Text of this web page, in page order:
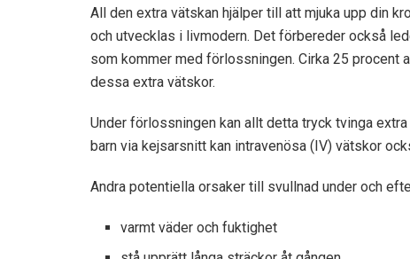
All den extra vätskan hjälper till att mjuka upp din
och utvecklas i livmodern. Det förbereder också
som kommer med förlossningen. Cirka 25 procent
dessa extra vätskor.
Under förlossningen kan allt detta tryck tvinga
barn via kejsarsnitt kan intravenösa (IV) vätskor
Andra potentiella orsaker till svullnad under och
varmt väder och fuktighet